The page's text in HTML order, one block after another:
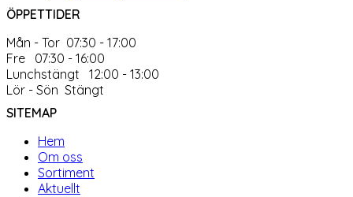
ÖPPETTIDER
Mån - Tor 07:30 - 17:00
Fre 07:30 - 16:00
Lunchstängt 12:00 - 13:00
Lör - Sön Stängt
SITEMAP
Hem
Om oss
Sortiment
Aktuellt